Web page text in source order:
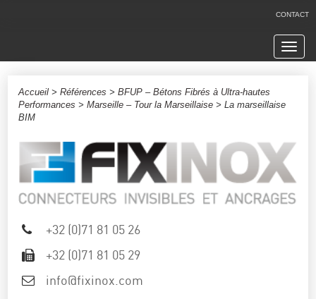
CONTACT
Accueil >Références >BFUP – Bétons Fibrés à Ultra-hautes
Performances >Marseille – Tour la Marseillaise > La marseillaise
BIM
+32 (0)71 81 05 26
+32 (0)71 81 05 29
info@fixinox.com